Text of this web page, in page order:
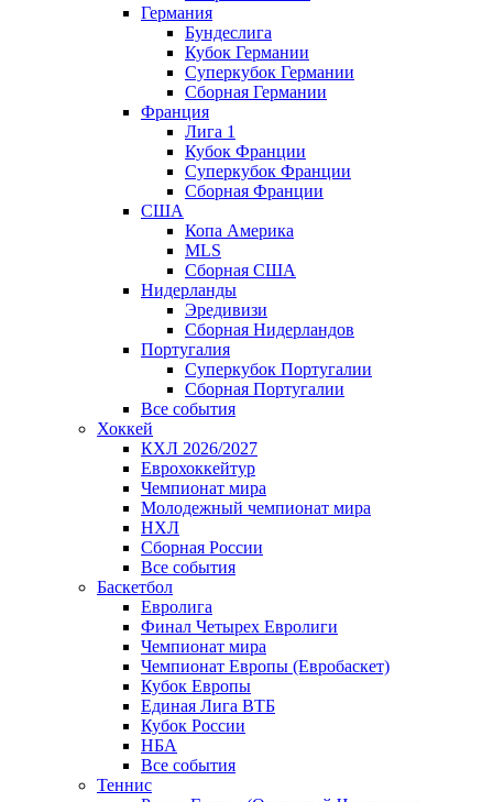
Германия
Бундеслига
Кубок Германии
Суперкубок Германии
Сборная Германии
Франция
Лига 1
Кубок Франции
Суперкубок Франции
Сборная Франции
США
Копа Америка
MLS
Сборная США
Нидерланды
Эредивизи
Сборная Нидерландов
Португалия
Суперкубок Португалии
Сборная Португалии
Все события
Хоккей
КХЛ 2026/2027
Еврохоккейтур
Чемпионат мира
Молодежный чемпионат мира
НХЛ
Сборная России
Все события
Баскетбол
Евролига
Финал Четырех Евролиги
Чемпионат мира
Чемпионат Европы (Евробаскет)
Кубок Европы
Единая Лига ВТБ
Кубок России
НБА
Все события
Теннис